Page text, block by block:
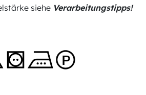
siehe Verarbeitungstipps!